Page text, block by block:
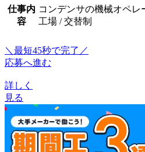
仕事内
容
コンデンサの機械オペレ
工場 / 交替制
＼最短45秒で完了／
応募へ進む
詳しく
見る